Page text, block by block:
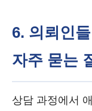
6. 의뢰인
자주 묻는
상담 과정에서